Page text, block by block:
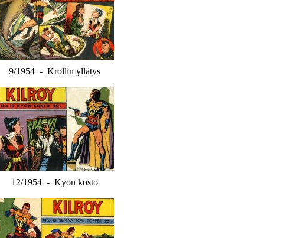
9/1954 - Krollin yllätys
12/1954 - Kyon kosto